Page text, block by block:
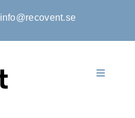
info@recovent.se
Toggle